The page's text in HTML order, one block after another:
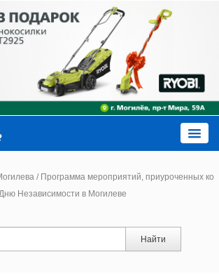
/Программа мероприятий, приуроченных ко
Независимости в Могилеве
Найти